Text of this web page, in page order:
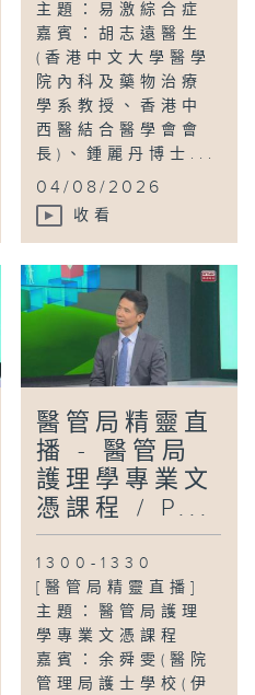
主題：易激綜合症
嘉賓：胡志遠醫生
(香港中文大學醫學
院內科及藥物治療
學系教授、香港中
西醫結合醫學會會
長)、鍾麗丹博士...
04/08/2026
收看
醫管局精靈直
播 - 醫管局
護理學專業文
憑課程 / P...
1300-1330
[醫管局精靈直播]
主題：醫管局護理
學專業文憑課程
嘉賓：余舜雯(醫院
管理局護士學校(伊